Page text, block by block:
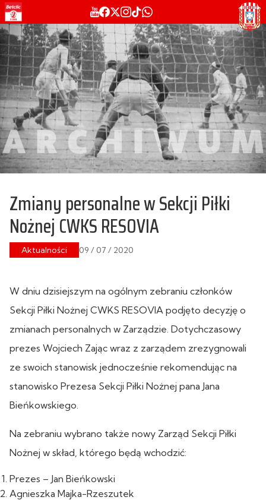
Zmiany personalne w Sekcji Piłki
Nożnej CWKS RESOVIA
Aktualności 09 / 07 / 2020
W dniu dzisiejszym na ogólnym zebraniu członków
Sekcji Piłki Nożnej CWKS RESOVIA podjęto decyzję o
zmianach personalnych w Zarządzie. Dotychczasowy
prezes Wojciech Zając wraz z zarządem zrezygnowali
ze swoich stanowisk jednocześnie rekomendując na
stanowisko Prezesa Sekcji Piłki Nożnej pana Jana
Bieńkowskiego.
Na zebraniu wybrano także nowy Zarząd Sekcji Piłki
Nożnej w skład, którego będą wchodzić:
Prezes – Jan Bieńkowski
Agnieszka Majka-Rzeszutek